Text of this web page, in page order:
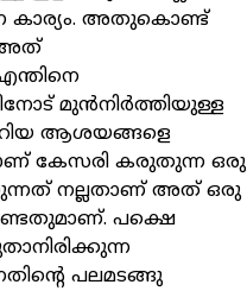
കാര്യം. അതുകൊണ്ട്
അത്
മുൻനിർത്തിയുള്ള
ആശയങ്ങളെ
കേസരി കരുതുന്ന ഒരു
നല്ലതാണ് അത് ഒരു
പക്ഷെ
പലമടങ്ങു